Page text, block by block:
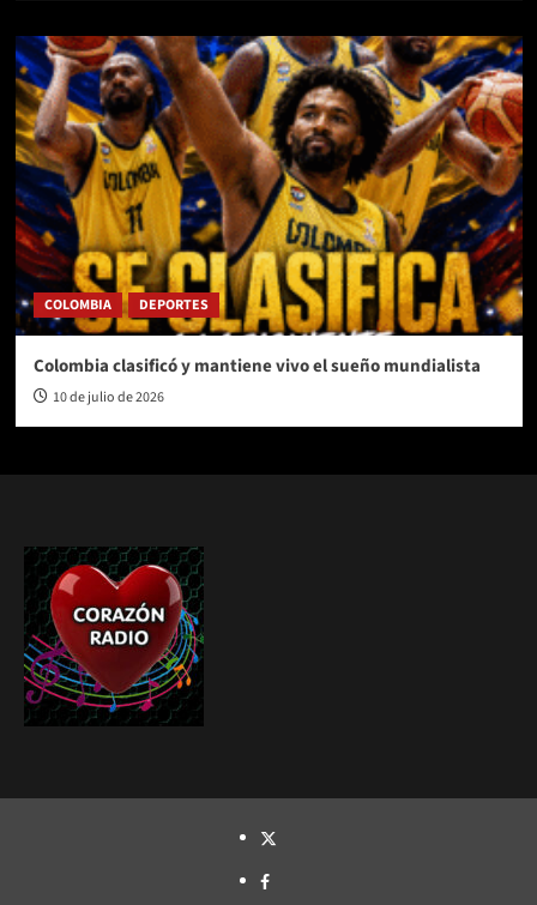
COLOMBIA DEPORTES
Colombia clasificó y mantiene vivo el sueño mundialista
10 de julio de 2026
TWITTER
FACEBOOK